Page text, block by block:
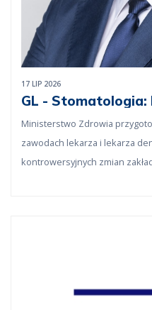
17 LIP 2026
GL -
Ministerstwo Zdrowia
zawodach lekarza i lekarza
kontrowersyjnych zmian